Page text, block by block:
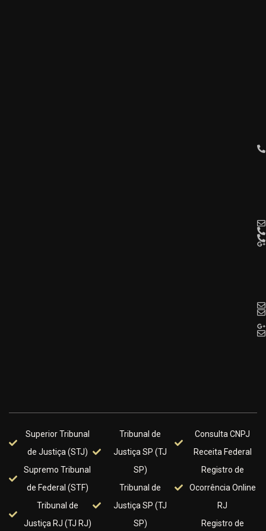
Superior Tribunal
de Justiça (STJ)
Supremo Tribunal
de Federal (STF)
Tribunal de
Justiça RJ (TJ RJ)
Tribunal de
Justiça SP (TJ
SP)
Tribunal de
Justiça SP (TJ
SP)
Consulta CNPJ
Receita Federal
Registro de
Ocorrência Online
RJ
Registro de